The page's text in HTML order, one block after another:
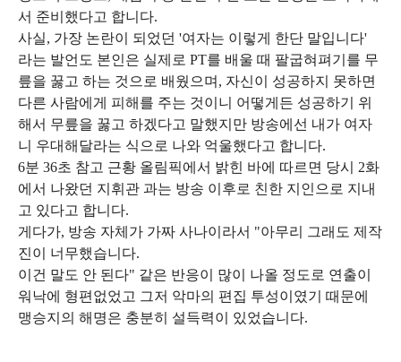
서 준비했다고 합니다.
사실, 가장 논란이 되었던 '여자는 이렇게 한단 말입니다'
라는 발언도 본인은 실제로 PT를 배울 때 팔굽혀펴기를 무
릎을 꿇고 하는 것으로 배웠으며, 자신이 성공하지 못하면
다른 사람에게 피해를 주는 것이니 어떻게든 성공하기 위
해서 무릎을 꿇고 하겠다고 말했지만 방송에선 내가 여자
니 우대해달라는 식으로 나와 억울했다고 합니다.
6분 36초 참고 근황 올림픽에서 밝힌 바에 따르면 당시 2화
에서 나왔던 지휘관 과는 방송 이후로 친한 지인으로 지내
고 있다고 합니다.
게다가, 방송 자체가 가짜 사나이라서 "아무리 그래도 제작
진이 너무했습니다.
이건 말도 안 된다" 같은 반응이 많이 나올 정도로 연출이
워낙에 형편없었고 그저 악마의 편집 투성이였기 때문에
맹승지의 해명은 충분히 설득력이 있었습니다.